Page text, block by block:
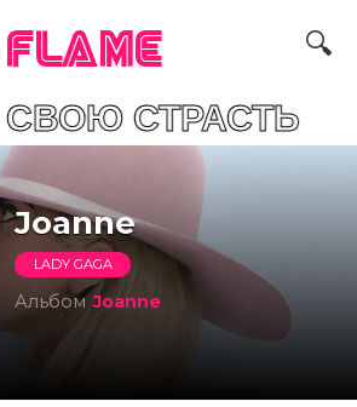
FLAME
СТРАСТЬ
Joanne
LADY GAGA
Альбом Joanne